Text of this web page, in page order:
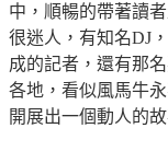
中，順暢的帶著讀
很迷人，有知名DJ
成的記者，還有那
各地，看似風馬牛
開展出一個動人的故